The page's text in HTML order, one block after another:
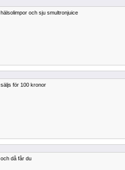
hälsolimpor och sju smultronjuice
säljs för 100 kronor
och då får du